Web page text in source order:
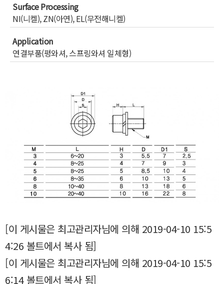
Surface Processing
NI(니켈), ZN(아연), EL(무전해니켈)
Application
연결부품(평와셔, 스프링와셔 일체형)
[이 게시물은 최고관리자님에 의해 2019-04-10 15:5
4:26 볼트에서 복사 됨]
[이 게시물은 최고관리자님에 의해 2019-04-10 15:5
6:14 볼트에서 복사 됨]